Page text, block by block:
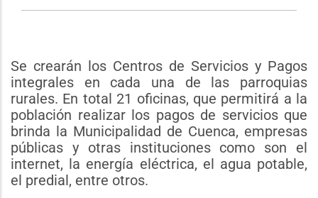
Se crearán los Centros de Servicios y Pagos
integrales en cada una de las parroquias
rurales. En total 21 oficinas, que permitirá a la
población realizar los pagos de servicios que
brinda la Municipalidad de Cuenca, empresas
públicas y otras instituciones como son el
internet, la energía eléctrica, el agua potable,
el predial, entre otros.